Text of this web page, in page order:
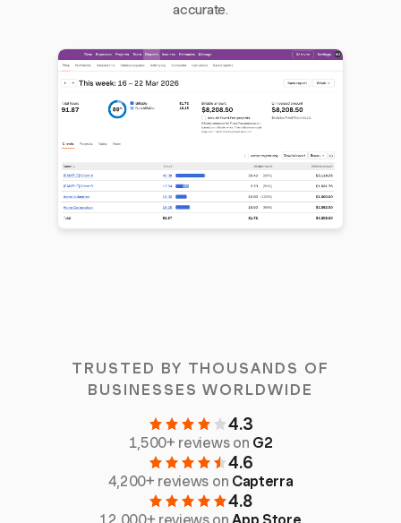
accurate.
TRUSTED BY THOUSANDS OF
BUSINESSES WORLDWIDE
4.3
1,500+ reviews on G2
4.6
4,200+ reviews on Capterra
4.8